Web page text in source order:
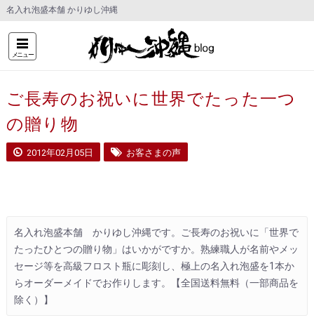
名入れ泡盛本舗 かりゆし沖縄
メニュー
ご長寿のお祝いに世界でたった一つ
の贈り物
2012年02月05日 お客さまの声
名入れ泡盛本舗　かりゆし沖縄です。ご長寿のお祝いに「世界で
たったひとつの贈り物」はいかがですか。熟練職人が名前やメッ
セージ等を高級フロスト瓶に彫刻し、極上の名入れ泡盛を1本か
らオーダーメイドでお作りします。【全国送料無料（一部商品を
除く）】